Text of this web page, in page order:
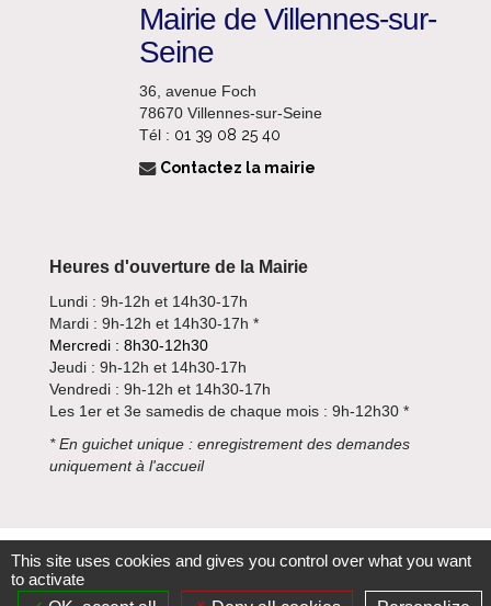
Mairie de Villennes-sur-
Seine
36, avenue Foch
78670 Villennes-sur-Seine
Tél : 01 39 08 25 40
Contactez la mairie
Heures d'ouverture de la Mairie
Lundi : 9h-12h et 14h30-17h
Mardi : 9h-12h et 14h30-17h *
Mercredi : 8h30-12h30
Jeudi : 9h-12h et 14h30-17h
Vendredi : 9h-12h et 14h30-17h
Les 1er et 3e samedis de chaque mois : 9h-12h30 *
*En guichet unique : enregistrement des demandes
uniquement à l'accueil
This site uses cookies and gives you control over what you want
to activate